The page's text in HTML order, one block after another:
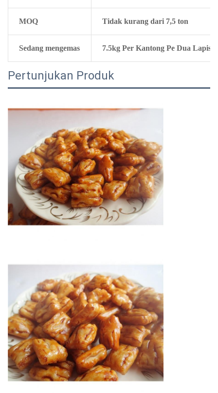
MOQ Tidak kurang dari 7,5 ton
Sedang mengemas 7.5kg Per Kantong Pe Dua Lapis,
Pertunjukan Produk